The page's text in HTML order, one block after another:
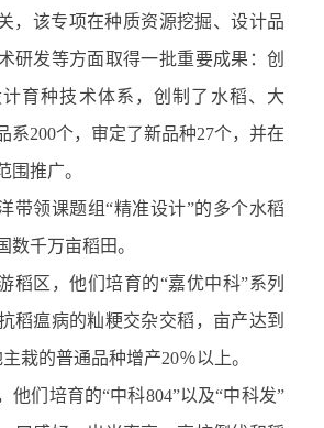
，该专项在种质资源挖掘、设计品
研发等方面取得一批重要成果：创
育种技术体系，创制了水稻、大
系200个，审定了新品种27个，并在
围推广。
带领课题组“精准设计”的多个水稻
数千万亩稻田。
稻区，他们培育的“嘉优中科”系列
稻瘟病的籼粳交杂交稻，亩产达到
栽的普通品种增产20％以上。
他们培育的“中科804”以及“中科发”